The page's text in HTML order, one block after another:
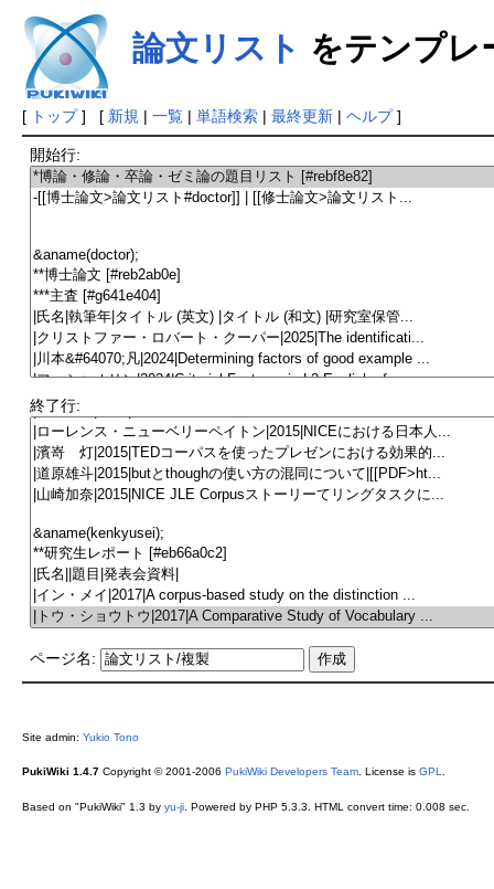
論文リスト をテンプレ
[ トップ] [ 新規 | 一覧| 単語検索| 最終更新| ヘルプ]
開始行:
終了行:
ページ名:
Site admin: Yukio Tono
PukiWiki 1.4.7Copyright © 2001-2006 PukiWiki Developers Team. License is GPL
Based on "PukiWiki" 1.3 by yu-ji. Powered by PHP 5.3.3. HTML convert time: 0.008 sec.